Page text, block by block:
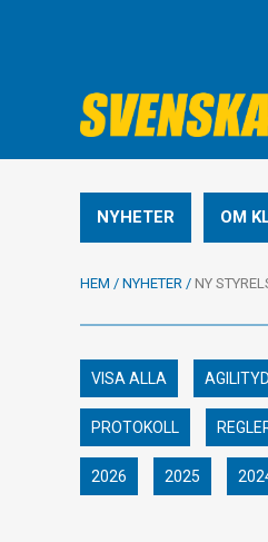
NYHETER OM
HEM / NYHETER / NY
VISA ALLA
PROTOKOLL
2026 2025